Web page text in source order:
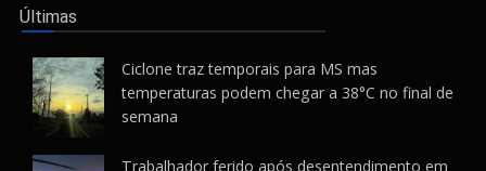
Últimas
Ciclone traz temporais para MS mas
temperaturas podem chegar a 38°C no final de
semana
Trabalhador ferido após desentendimento em